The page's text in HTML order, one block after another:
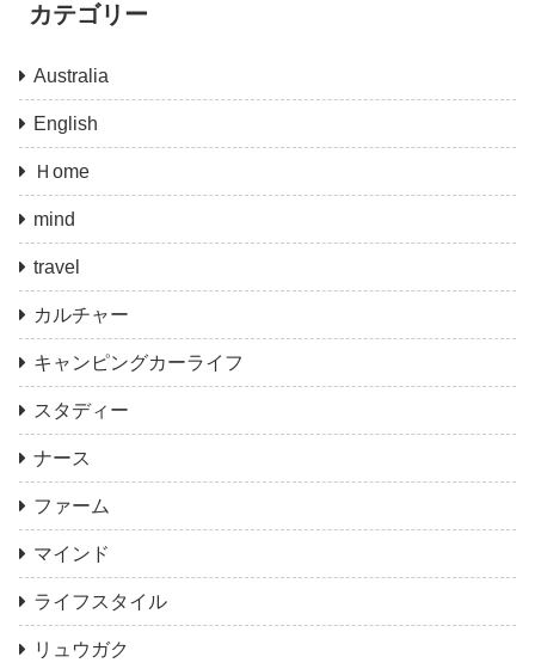
カテゴリー
Australia
English
Ｈome
mind
travel
カルチャー
キャンピングカーライフ
スタディー
ナース
ファーム
マインド
ライフスタイル
リュウガク